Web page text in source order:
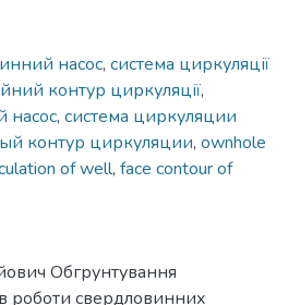
насос, система циркуляції
контур циркуляції,
насос, система циркуляции
контур циркуляции, ownhole
of well, face contour of
Обгрунтування
роботи свердловинних